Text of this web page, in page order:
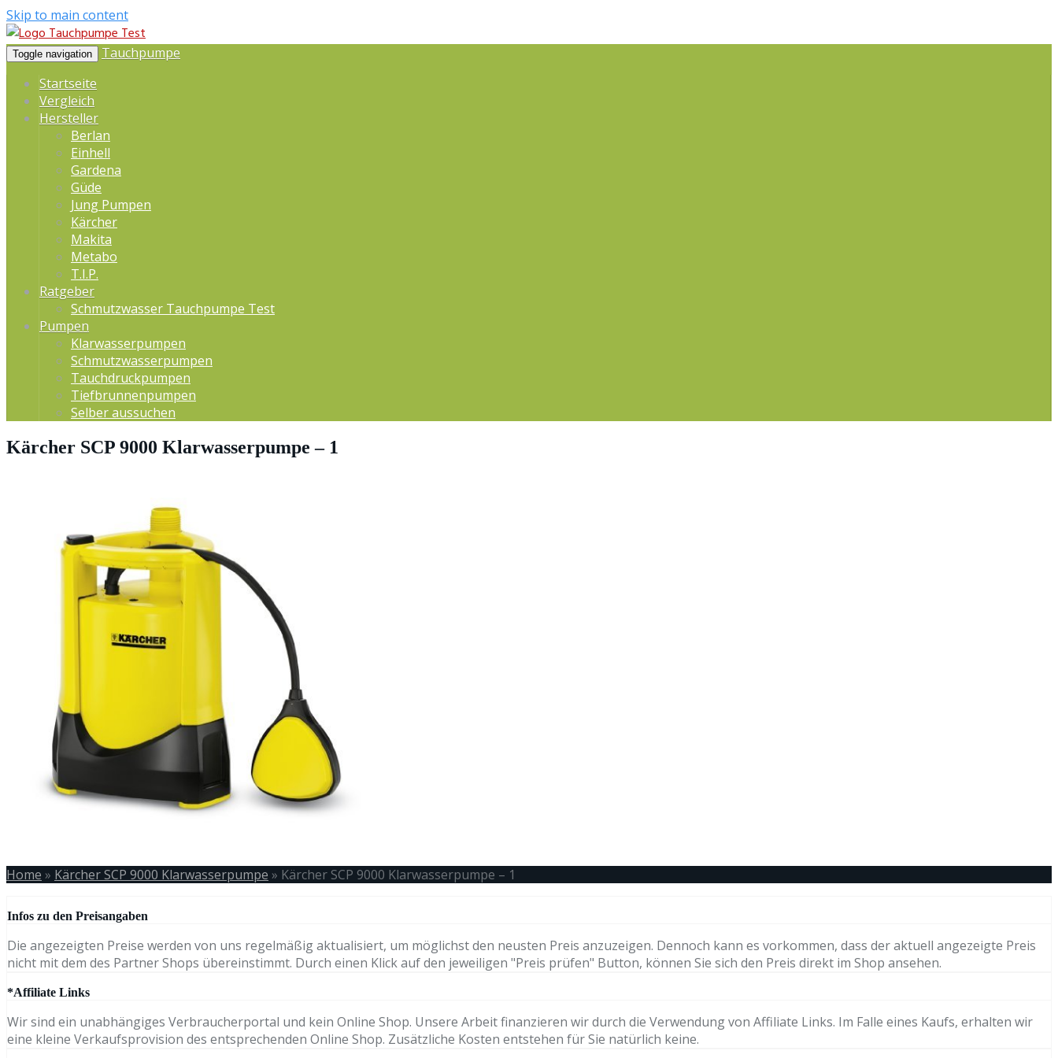
Skip to main content
Toggle navigation
Tauchpumpe
Startseite
Vergleich
Hersteller
Berlan
Einhell
Gardena
Güde
Jung Pumpen
Kärcher
Makita
Metabo
T.I.P.
Ratgeber
Schmutzwasser Tauchpumpe Test
Pumpen
Klarwasserpumpen
Schmutzwasserpumpen
Tauchdruckpumpen
Tiefbrunnenpumpen
Selber aussuchen
Kärcher SCP 9000 Klarwasserpumpe – 1
Home » Kärcher SCP 9000 Klarwasserpumpe » Kärcher SCP 9000 Klarwasserpumpe – 1
Infos zu den Preisangaben
Die angezeigten Preise werden von uns regelmäßig aktualisiert, um möglichst den neusten Preis anzuzeigen. Dennoch kann es vorkommen, dass der aktuell angezeigte Preis
nicht mit dem des Partner Shops übereinstimmt. Durch einen Klick auf den jeweiligen "Preis prüfen" Button, können Sie sich den Preis direkt im Shop ansehen.
*Affiliate Links
Wir sind ein unabhängiges Verbraucherportal und kein Online Shop. Unsere Arbeit finanzieren wir durch die Verwendung von Affiliate Links. Im Falle eines Kaufs, erhalten wir
eine kleine Verkaufsprovision des entsprechenden Online Shop. Zusätzliche Kosten entstehen für Sie natürlich keine.